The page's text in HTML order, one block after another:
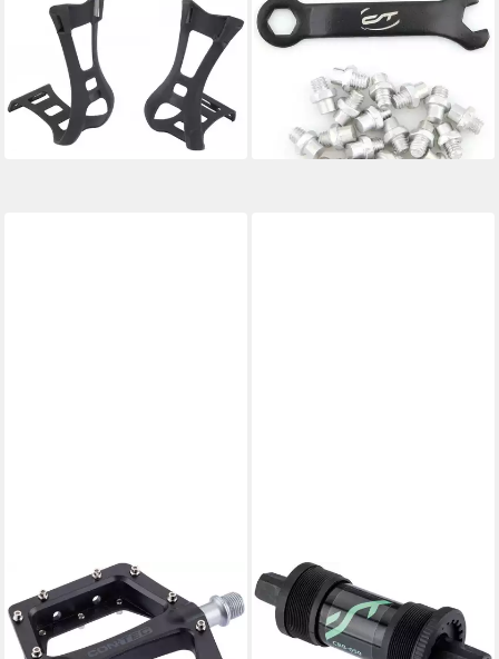
CONTEC
Fahrradpedale Contec
Pedalhaken Kunststoff
schwarz
ab 15,21 €
lieferbar - in 6-7 Werktagen bei dir
CONTEC
Fahrradpedale Contec Pedal
ab 19,53 €
lieferbar - in 6-7 Werktagen bei dir
CONTEC
Plattformpedale Contec
Plattformpedal black 22
CONTEC
Fahrradpedale CT
INNENLAGER CBB-050 120